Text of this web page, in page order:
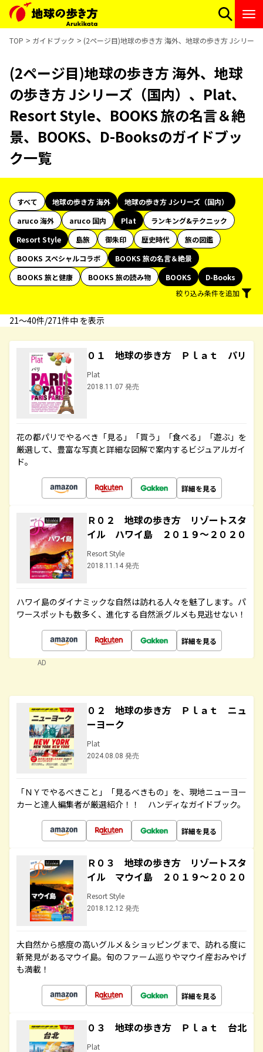
TOP ガイドブック (2ページ目)地球の歩き方 海外、地球の歩き方 Jシリー
(2ページ目)地球の歩き方 海外、地球
の歩き方 Jシリーズ（国内）、Plat、
Resort Style、BOOKS 旅の名言＆絶
景、BOOKS、D-Booksのガイドブッ
ク一覧
すべて 地球の歩き方 海外
地球の歩き方 Jシリーズ（国内）
aruco 海外
aruco 国内 Plat
ランキング&テクニック
Resort Style
島旅 御朱印 歴史時代
旅の図鑑
BOOKS スペシャルコラボ
BOOKS 旅の名言＆絶景
BOOKS 旅と健康
BOOKS 旅の読み物 BOOKS
D-Books
絞り込み条件を追加
21〜40件/271件中 を表示
０１ 地球の歩き方 Ｐｌａｔ パリ
Plat
2018.11.07 発売
花の都パリでやるべき「見る」「買う」「食べる」「遊ぶ」を
厳選して、豊富な写真と詳細な図解で案内するビジュアルガイ
ド。
詳細を見る
Ｒ０２ 地球の歩き方 リゾートスタ
イル ハワイ島 ２０１９～２０２０
Resort Style
2018.11.14 発売
ハワイ島のダイナミックな自然は訪れる人々を魅了します。パ
ワースポットも数多く、進化する自然派グルメも見逃せない！
詳細を見る
AD
０２ 地球の歩き方 Ｐｌａｔ ニュ
ーヨーク
Plat
2024.08.08 発売
「ＮＹでやるべきこと」「見るべきもの」を、現地ニューヨー
カーと達人編集者が厳選紹介！！ ハンディなガイドブック。
詳細を見る
Ｒ０３ 地球の歩き方 リゾートスタ
イル マウイ島 ２０１９～２０２０
Resort Style
2018.12.12 発売
大自然から感度の高いグルメ＆ショッピングまで、訪れる度に
新発見があるマウイ島。旬のファーム巡りやマウイ産おみやげ
も満載！
詳細を見る
０３ 地球の歩き方 Ｐｌａｔ 台北
Plat